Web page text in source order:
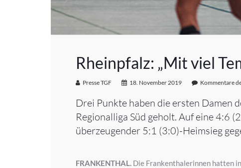
Rheinpfalz: „Mit viel
Presse TGF 18. November 2019 Kommentare
Drei Punkte haben die ersten Damen
Regionalliga Süd geholt. Auf eine 4:6
überzeugender 5:1 (3:0)-Heimsieg
FRANKENTHAL. Die Frankenthalerinnen hatten